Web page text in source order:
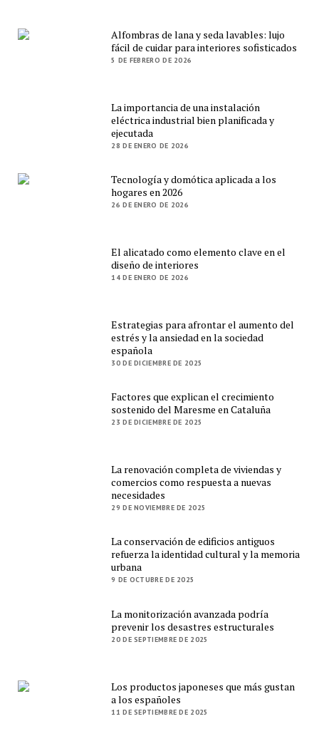
Alfombras de lana y seda lavables: lujo
fácil de cuidar para interiores sofisticados
5 DE FEBRERO DE 2026
La importancia de una instalación
eléctrica industrial bien planificada y
ejecutada
28 DE ENERO DE 2026
Tecnología y domótica aplicada a los
hogares en 2026
26 DE ENERO DE 2026
El alicatado como elemento clave en el
diseño de interiores
14 DE ENERO DE 2026
Estrategias para afrontar el aumento del
estrés y la ansiedad en la sociedad
española
30 DE DICIEMBRE DE 2025
Factores que explican el crecimiento
sostenido del Maresme en Cataluña
23 DE DICIEMBRE DE 2025
La renovación completa de viviendas y
comercios como respuesta a nuevas
necesidades
29 DE NOVIEMBRE DE 2025
La conservación de edificios antiguos
refuerza la identidad cultural y la memoria
urbana
9 DE OCTUBRE DE 2025
La monitorización avanzada podría
prevenir los desastres estructurales
20 DE SEPTIEMBRE DE 2025
Los productos japoneses que más gustan
a los españoles
11 DE SEPTIEMBRE DE 2025